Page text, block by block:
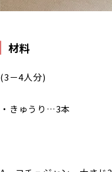
材料
(3－4人分)
・きゅうり…3本